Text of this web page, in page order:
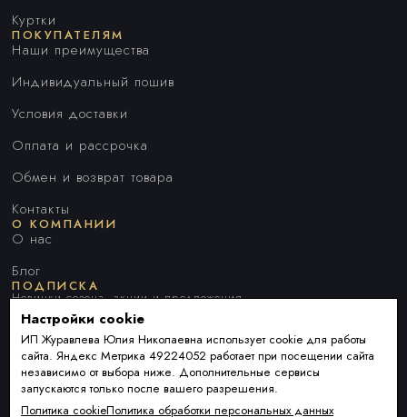
Куртки
ПОКУПАТЕЛЯМ
Наши преимущества
Индивидуальный пошив
Условия доставки
Оплата и рассрочка
Обмен и возврат товара
Контакты
О КОМПАНИИ
О нас
Блог
ПОДПИСКА
Новинки сезона, акции и предложения
Я ДАЮ СОГЛАСИЕ НА ОБРАБОТКУ ПЕРСОНАЛЬНЫХ ДАННЫХ И
СОГЛАШАЮСЬ СПОЛИТИКОЙ ОБРАБОТКИ ПЕРСОНАЛЬНЫХ
ДАННЫХ
Настройки cookie
ИП Журавлева Юлия Николаевна использует cookie для работы
сайта. Яндекс Метрика 49224052 работает при посещении сайта
независимо от выбора ниже. Дополнительные сервисы
запускаются только после вашего разрешения.
Политика cookieПолитика обработки персональных данных